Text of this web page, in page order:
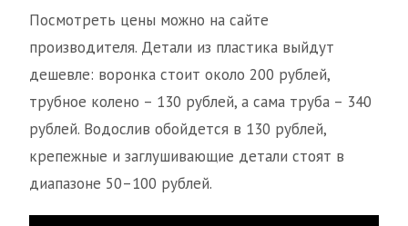
Посмотреть цены можно на сайте
производителя. Детали из пластика выйдут
дешевле: воронка стоит около 200 рублей,
трубное колено – 130 рублей, а сама труба – 340
рублей. Водослив обойдется в 130 рублей,
крепежные и заглушивающие детали стоят в
диапазоне 50–100 рублей.